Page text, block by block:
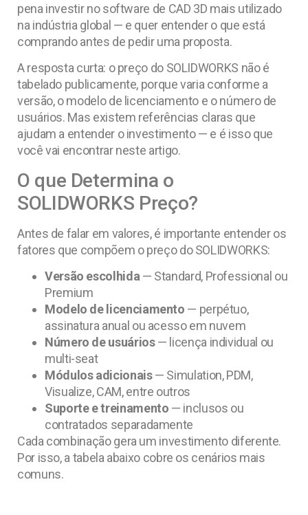
pena investir no software de CAD 3D mais utilizado
na indústria global — e quer entender o que está
comprando antes de pedir uma proposta.
A resposta curta: o preço do SOLIDWORKS não é
tabelado publicamente, porque varia conforme a
versão, o modelo de licenciamento e o número de
usuários. Mas existem referências claras que
ajudam a entender o investimento — e é isso que
você vai encontrar neste artigo.
O que Determina o
SOLIDWORKS Preço?
Antes de falar em valores, é importante entender os
fatores que compõem o preço do SOLIDWORKS:
Versão escolhida — Standard, Professional ou
Premium
Modelo de licenciamento — perpétuo,
assinatura anual ou acesso em nuvem
Número de usuários— licença individual ou
multi-seat
Módulos adicionais— Simulation, PDM,
Visualize, CAM, entre outros
Suporte e treinamento — inclusos ou
contratados separadamente
Cada combinação gera um investimento diferente.
Por isso, a tabela abaixo cobre os cenários mais
comuns.